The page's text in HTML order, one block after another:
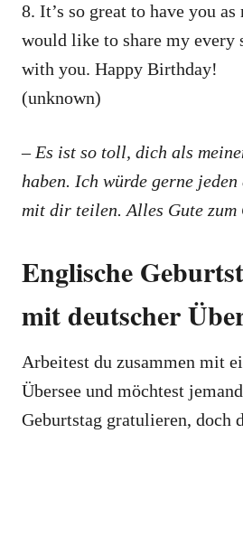
8. It’s so great to have you
would like to share my every
with you. Happy Birthday!
(unknown)
– Es ist so toll, dich als
haben. Ich würde gerne
mit dir teilen. Alles Gute zum
Englische
mit deutscher
Arbeitest du zusammen mit
Übersee und möchtest
Geburtstag gratulieren, doch